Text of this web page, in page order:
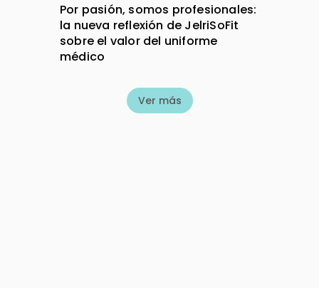
Por pasión, somos profesionales:
la nueva reflexión de JelriSoFit
sobre el valor del uniforme
médico
Ver más